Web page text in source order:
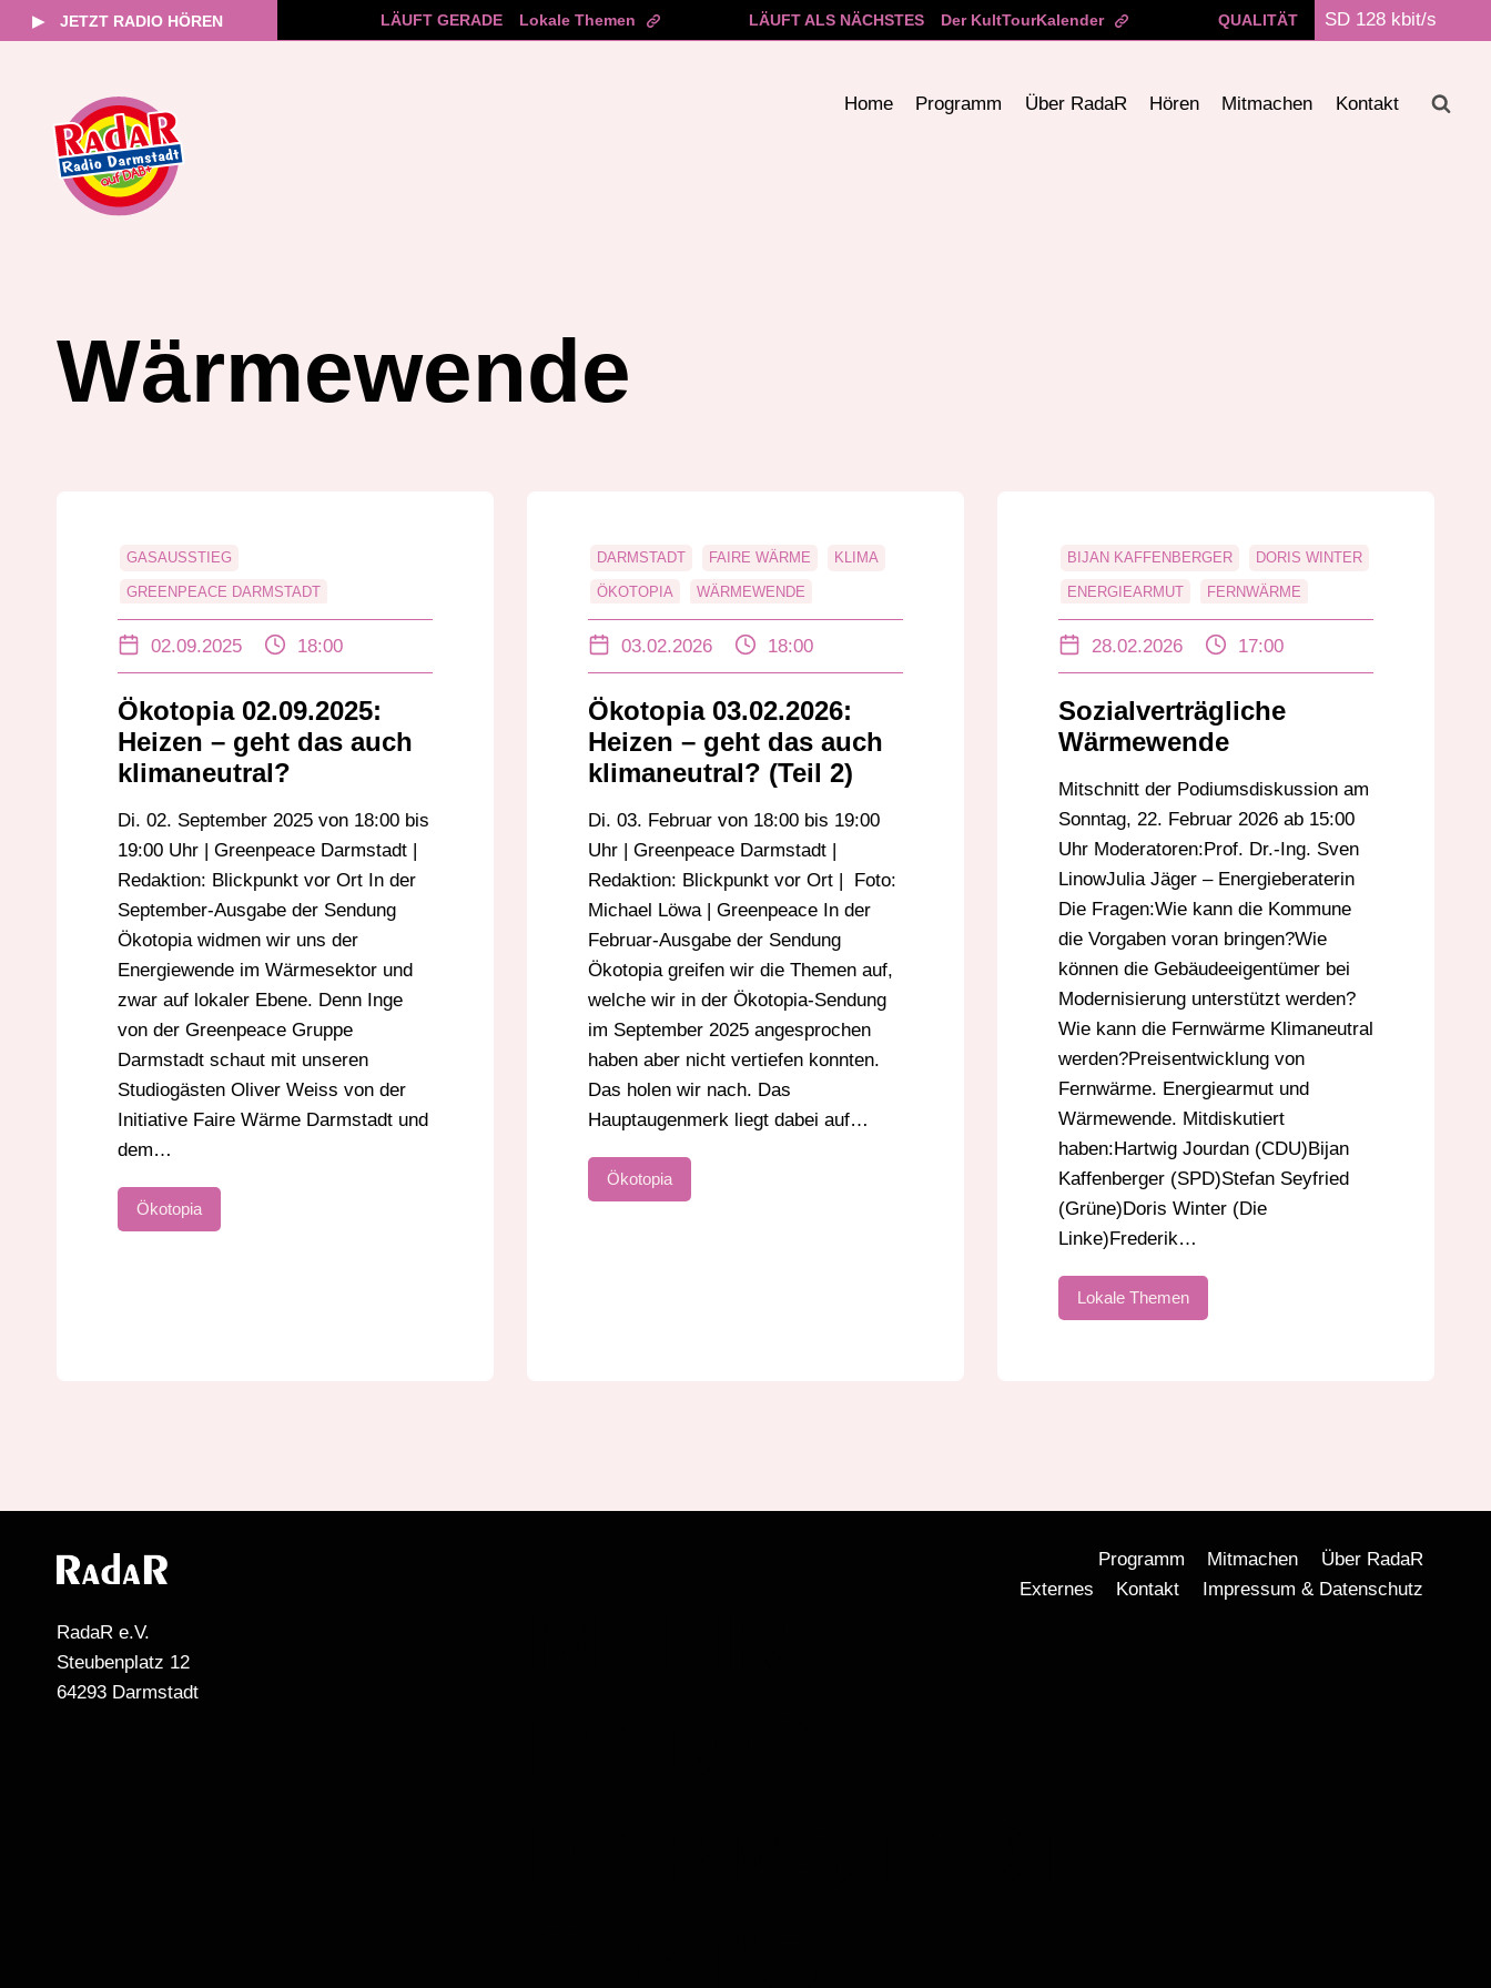
▶ JETZT RADIO HÖREN LÄUFT GERADE Lokale Themen LÄUFT ALS NÄCHSTES Der KultTourKalender QUALITÄT
Home Programm Über RadaR Hören Mitmachen Kontakt
Wärmewende
GASAUSSTIEG
GREENPEACE DARMSTADT
02.09.2025 18:00
Ökotopia 02.09.2025:
Heizen – geht das auch
klimaneutral?
Di. 02. September 2025 von 18:00 bis
19:00 Uhr | Greenpeace Darmstadt |
Redaktion: Blickpunkt vor Ort In der
September-Ausgabe der Sendung
Ökotopia widmen wir uns der
Energiewende im Wärmesektor und
zwar auf lokaler Ebene. Denn Inge
von der Greenpeace Gruppe
Darmstadt schaut mit unseren
Studiogästen Oliver Weiss von der
Initiative Faire Wärme Darmstadt und
dem…
Ökotopia
DARMSTADT FAIRE WÄRME KLIMA
ÖKOTOPIA WÄRMEWENDE
03.02.2026 18:00
Ökotopia 03.02.2026:
Heizen – geht das auch
klimaneutral? (Teil 2)
Di. 03. Februar von 18:00 bis 19:00
Uhr | Greenpeace Darmstadt |
Redaktion: Blickpunkt vor Ort | Foto:
Michael Löwa | Greenpeace In der
Februar-Ausgabe der Sendung
Ökotopia greifen wir die Themen auf,
welche wir in der Ökotopia-Sendung
im September 2025 angesprochen
haben aber nicht vertiefen konnten.
Das holen wir nach. Das
Hauptaugenmerk liegt dabei auf…
Ökotopia
BIJAN KAFFENBERGER DORIS WINTER
ENERGIEARMUT FERNWÄRME
LEIF BLUM
STEFAN SEYFRIED
28.02.2026 17:00
Sozialverträgliche
Wärmewende
Mitschnitt der Podiumsdiskussion am
Sonntag, 22. Februar 2026 ab 15:00
Uhr Moderatoren:Prof. Dr.-Ing. Sven
LinowJulia Jäger – Energieberaterin
Die Fragen:Wie kann die Kommune
die Vorgaben voran bringen?Wie
können die Gebäudeeigentümer bei
Modernisierung unterstützt werden?
Wie kann die Fernwärme Klimaneutral
werden?Preisentwicklung von
Fernwärme. Energiearmut und
Wärmewende. Mitdiskutiert
haben:Hartwig Jourdan (CDU)Bijan
Kaffenberger (SPD)Stefan Seyfried
(Grüne)Doris Winter (Die
Linke)Frederik…
Lokale Themen
RadaR e.V.
Steubenplatz 12
64293 Darmstadt
Programm Mitmachen
Über RadaR
Externes
Kontakt Impressum & Datenschutz